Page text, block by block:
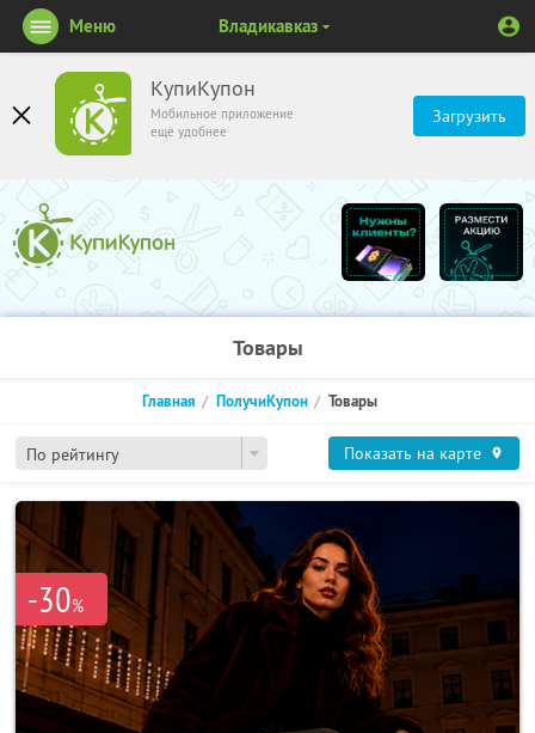
КупиКупон
Мобильное приложение
ещё удобнее
Загрузить
Меню Владикавказ
Товары
По рейтингу
Главная ПолучиКупон Товары
Показать на карте
-30%